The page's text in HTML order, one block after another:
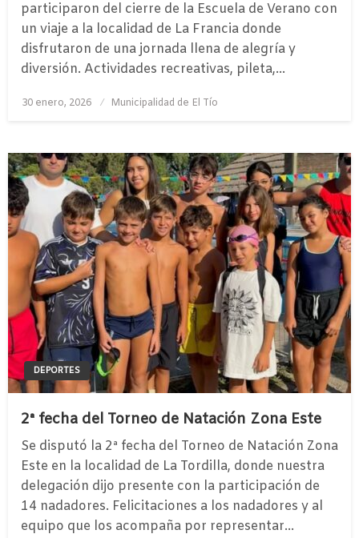
participaron del cierre de la Escuela de Verano con
un viaje a la localidad de La Francia donde
disfrutaron de una jornada llena de alegría y
diversión. Actividades recreativas, pileta,…
Publicado
30 enero, 2026 Municipalidad de El Tío
DEPORTES
2ª fecha del Torneo de Natación Zona Este
Se disputó la 2ª fecha del Torneo de Natación Zona
Este en la localidad de La Tordilla, donde nuestra
delegación dijo presente con la participación de
14 nadadores. Felicitaciones a los nadadores y al
equipo que los acompaña por representar…